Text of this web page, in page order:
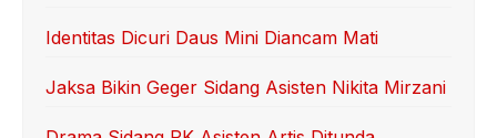
Identitas Dicuri Daus Mini Diancam Mati
Jaksa Bikin Geger Sidang Asisten Nikita Mirzani